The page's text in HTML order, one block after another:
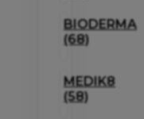
BIODERMA
(68)
MEDIK8
(58)